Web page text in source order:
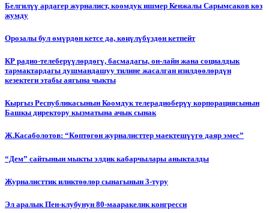
Белгилүү ардагер журналист, коомдук ишмер Кенжалы Сарымсаков көз
жумду
Орозалы бул өмүрдөн кетсе да, көңүлүбүздөн кетпейт
КР радио-телеберүүлөрдөгү, басмадагы, он-лайн жана социалдык
тармактардагы душмандашуу тилине жасалган изилдөөлөрдүн
кезектеги этабы аягына чыкты
Кыргыз Республикасынын Коомдук телерадиоберүү корпорациясынын
Башкы директору кызматына ачык сынак
Ж.Касаболотов: “Көптөгөн журналисттер маектешүүгө даяр эмес”
“Дем” сайтынын мыкты элдик кабарчылары аныкталды
Журналисттик иликтөөлөр сынагынын 3-туру
Эл аралык Пен-клубунун 80-мааракелик конгресси